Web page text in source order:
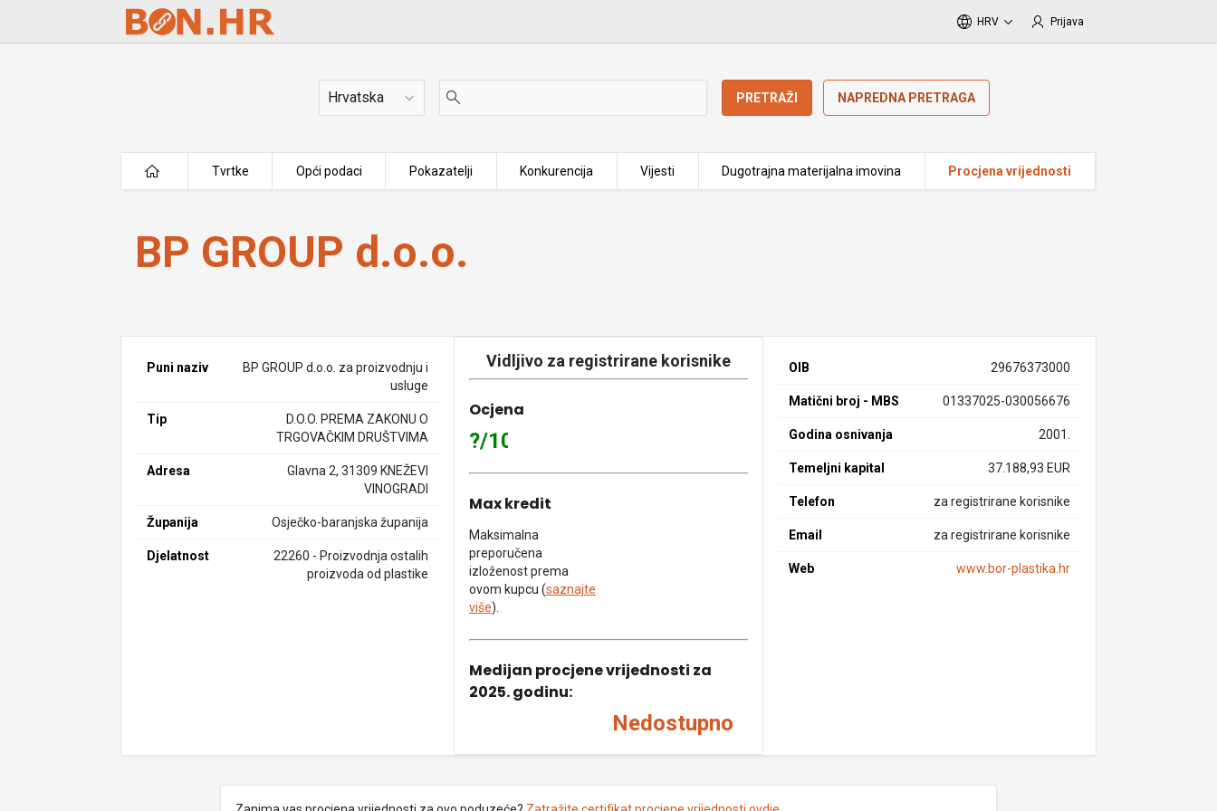
Skip to Main Content
HRV Prijava
Država PRETRAŽI NAPREDNA PRETRAGA
Tvrtke Opći podaci Pokazatelji Konkurencija Vijesti Dugotrajna materijalna imovina Procjena vrijednosti
BP GROUP d.o.o.
BP GROUP d.o.o.
Puni naziv
BP GROUP d.o.o. za proizvodnju i
usluge
Tip
D.O.O. PREMA ZAKONU O
TRGOVAČKIM DRUŠTVIMA
Adresa
Glavna 2, 31309 KNEŽEVI
VINOGRADI
Županija Osječko-baranjska županija
Djelatnost
22260 - Proizvodnja ostalih
proizvoda od plastike
Vidljivo za registrirane korisnike
Ocjena
?/10
Max kredit
Maksimalna
preporučena
izloženost prema
ovom kupcu (saznajte
više).
Medijan procjene vrijednosti za
2025. godinu:
Nedostupno
OIB 29676373000
Matični broj - MBS 01337025-030056676
Godina osnivanja 2001.
Temeljni kapital 37.188,93 EUR
Telefon za registrirane korisnike
Email za registrirane korisnike
Web www.bor-plastika.hr